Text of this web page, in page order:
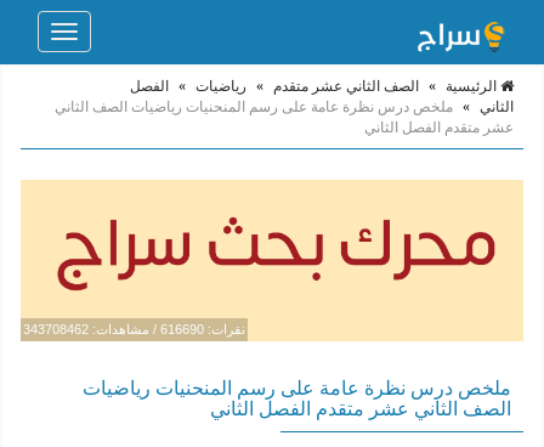
Toggle
الرئيسية » الصف الثاني عشر متقدم » رياضيات »
الفصل
الثاني » ملخص درس نظرة عامة على رسم المنحنيات رياضيات الصف الثاني
عشر متقدم الفصل الثاني
نقرات: 616690 / مشاهدات: 343708462
ملخص درس نظرة عامة على رسم المنحنيات رياضيات
الصف الثاني عشر متقدم الفصل الثاني